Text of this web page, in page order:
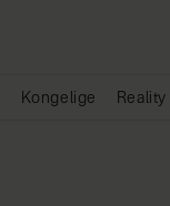
Kongelige Reality